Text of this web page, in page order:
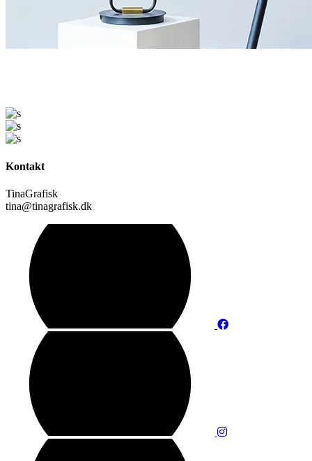
Kontakt
TinaGrafisk
tina@tinagrafisk.dk